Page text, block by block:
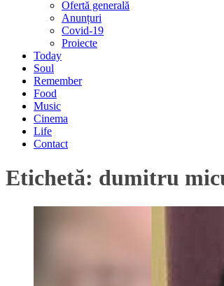
Ofertă generală
Anunțuri
Covid-19
Proiecte
Today
Soul
Remember
Food
Music
Cinema
Life
Contact
Etichetă: dumitru